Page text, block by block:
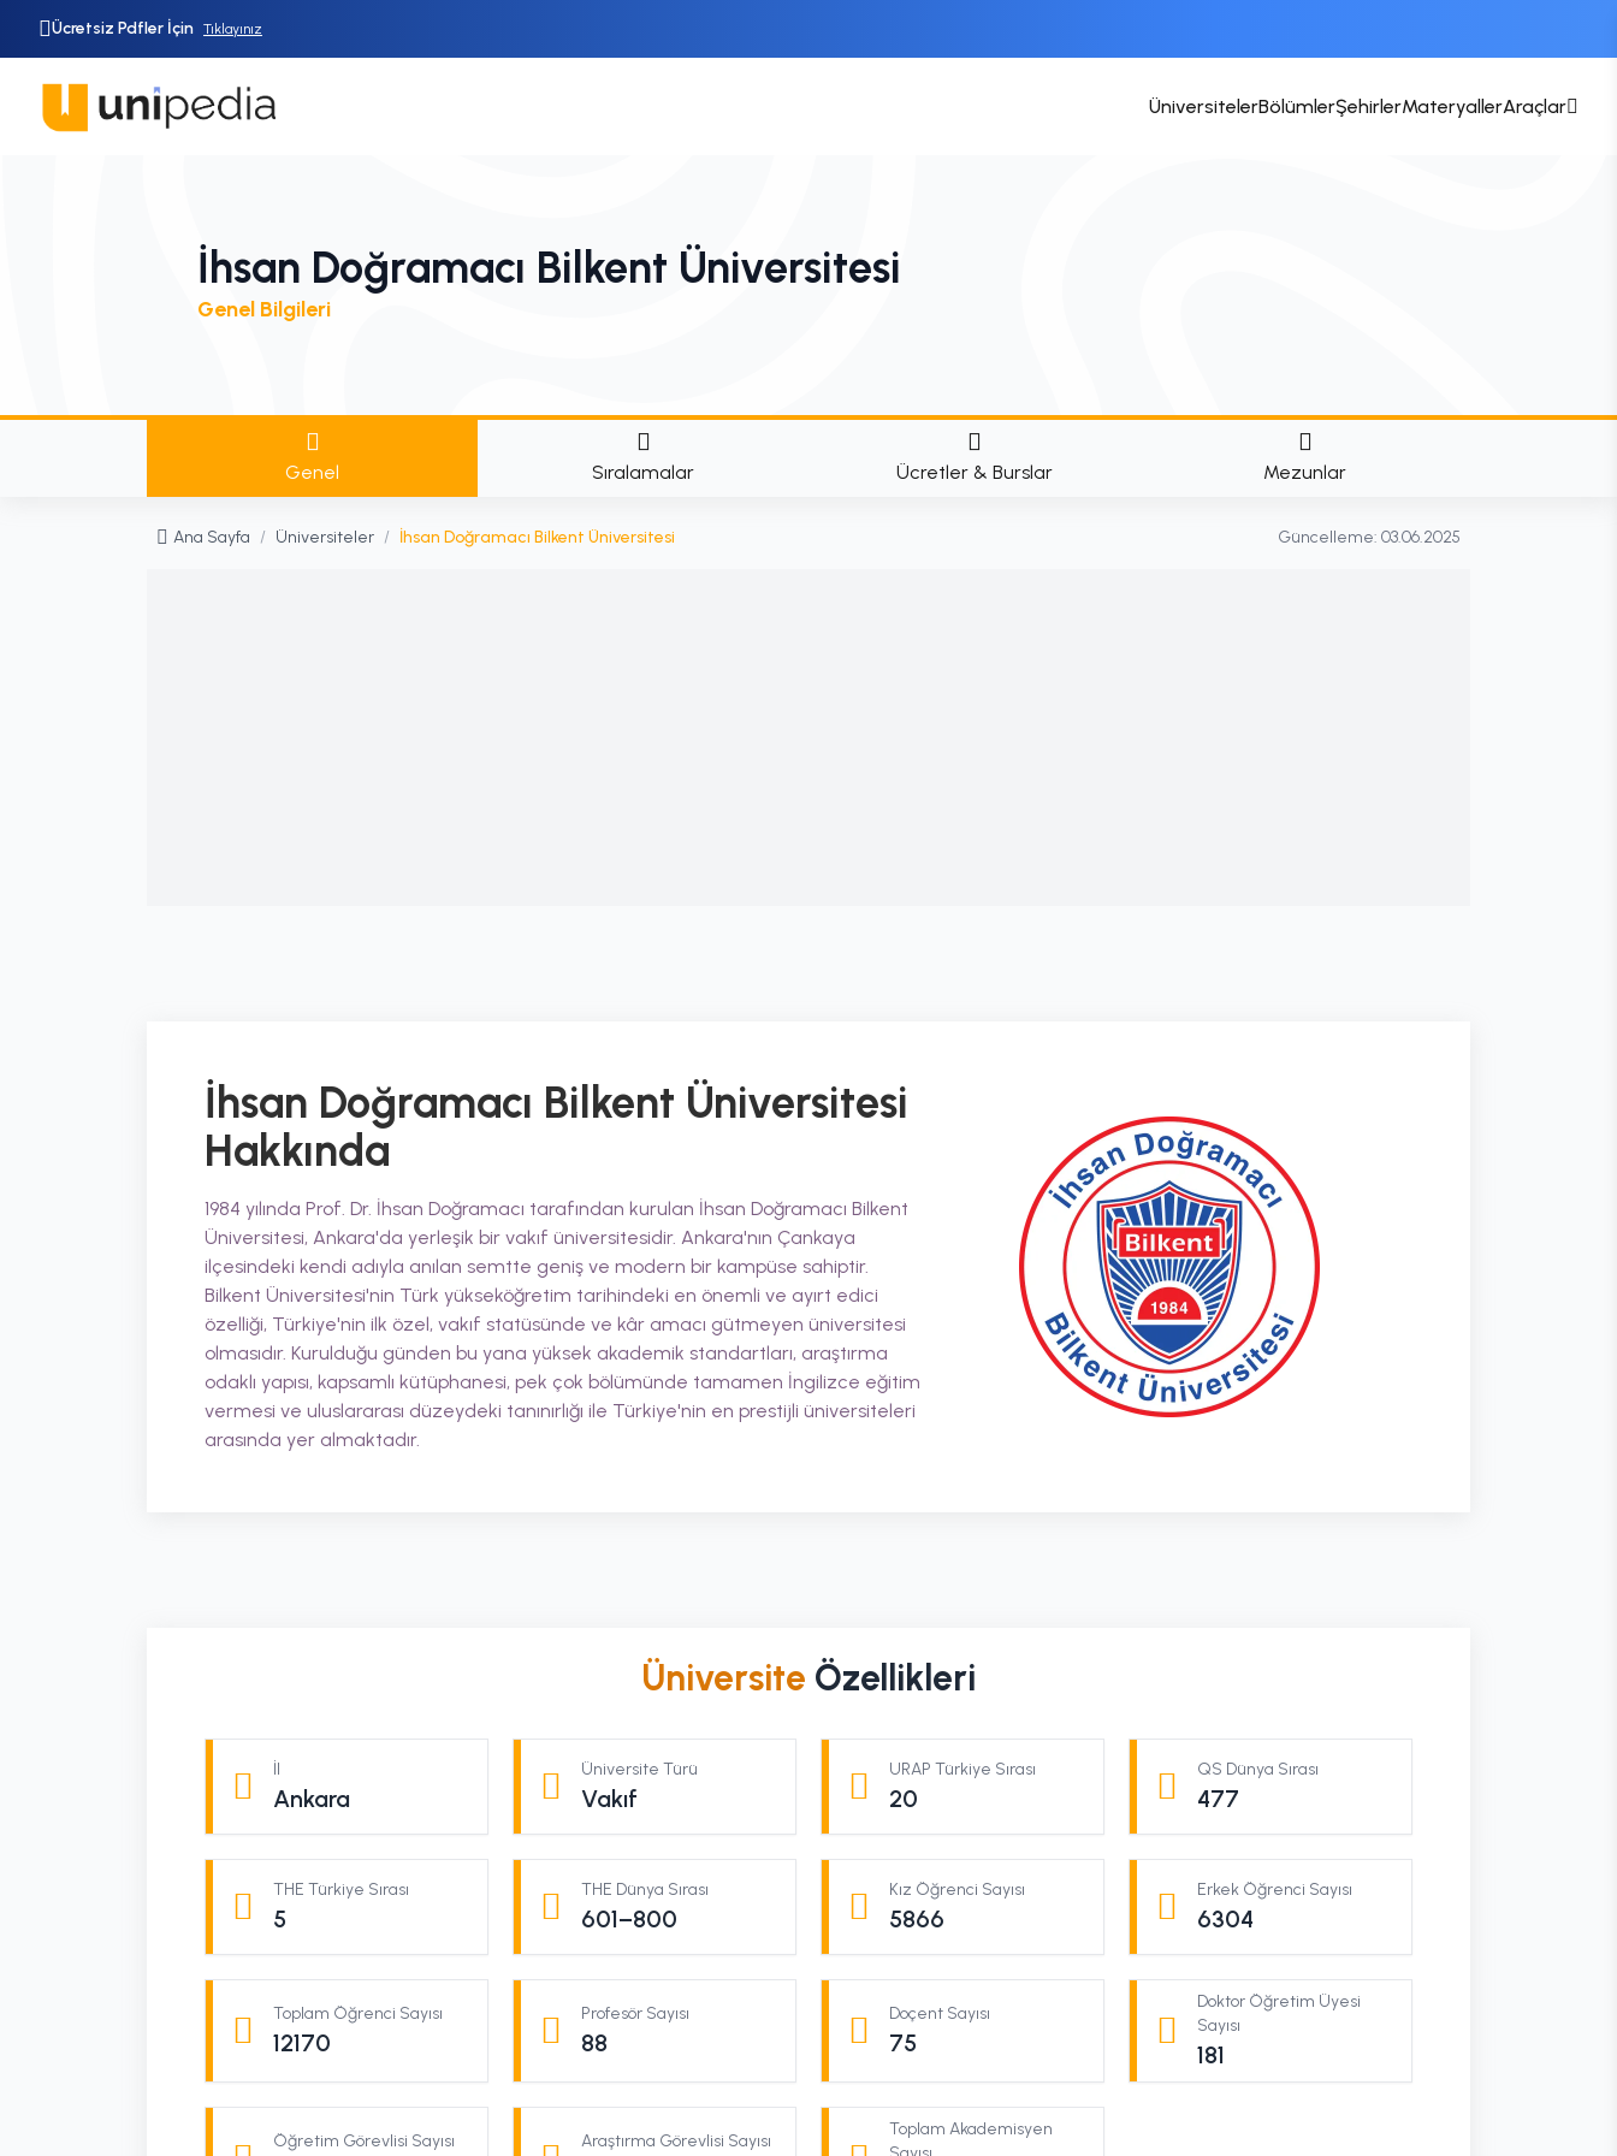
Ücretsiz Pdfler İçin Tıklayınız
ÜniversitelerBölümlerŞehirlerMateryallerAraçlar
İhsan Doğramacı Bilkent Üniversitesi
Genel Bilgileri
Genel Sıralamalar Ücretler & Burslar Mezunlar
Ana Sayfa / Üniversiteler / İhsan Doğramacı Bilkent Üniversitesi Güncelleme: 03.06.2025
İhsan Doğramacı Bilkent Üniversitesi
Hakkında
1984 yılında Prof. Dr. İhsan Doğramacı tarafından kurulan İhsan Doğramacı Bilkent
Üniversitesi, Ankara'da yerleşik bir vakıf üniversitesidir. Ankara'nın Çankaya
ilçesindeki kendi adıyla anılan semtte geniş ve modern bir kampüse sahiptir.
Bilkent Üniversitesi'nin Türk yükseköğretim tarihindeki en önemli ve ayırt edici
özelliği, Türkiye'nin ilk özel, vakıf statüsünde ve kâr amacı gütmeyen üniversitesi
olmasıdır. Kurulduğu günden bu yana yüksek akademik standartları, araştırma
odaklı yapısı, kapsamlı kütüphanesi, pek çok bölümünde tamamen İngilizce eğitim
vermesi ve uluslararası düzeydeki tanınırlığı ile Türkiye'nin en prestijli üniversiteleri
arasında yer almaktadır.
Üniversite Özellikleri
İl
Ankara
Üniversite Türü
Vakıf
URAP Türkiye Sırası
20
QS Dünya Sırası
477
THE Türkiye Sırası
5
THE Dünya Sırası
601–800
Kız Öğrenci Sayısı
5866
Erkek Öğrenci Sayısı
6304
Toplam Öğrenci Sayısı
12170
Profesör Sayısı
88
Doçent Sayısı
75
Doktor Öğretim Üyesi
Sayısı
181
Öğretim Görevlisi Sayısı Araştırma Görevlisi Sayısı
Toplam Akademisyen